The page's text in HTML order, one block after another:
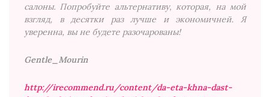
салоны. Попробуйте альтернативу, которая, на мой
взгляд, в десятки раз лучше и экономичней. Я
уверенна, вы не будете разочарованы!
Gentle_Mourin
http://irecommend.ru/content/da-eta-khna-dast-